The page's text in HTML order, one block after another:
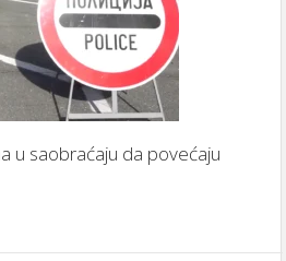
u saobraćaju da povećaju